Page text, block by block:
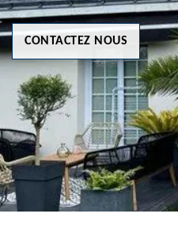
CONTACTEZ NOUS